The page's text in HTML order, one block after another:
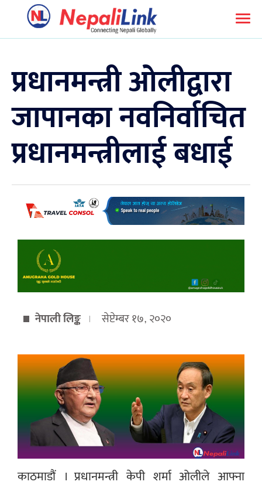
प्रधानमन्त्री ओलीद्वारा
जापानका नवनिर्वाचित
प्रधानमन्त्रीलाई बधाई
नेपाली लिङ्क सेप्टेम्बर १७, २०२०
काठमाडौं । प्रधानमन्त्री केपी शर्मा अ‍ोलीले आफ्ना